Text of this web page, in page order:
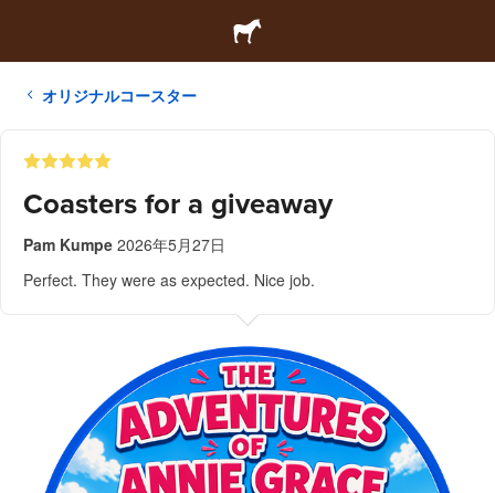
オリジナルコースター
Coasters for a giveaway
Pam Kumpe 2026年5月27日
Perfect. They were as expected. Nice job.